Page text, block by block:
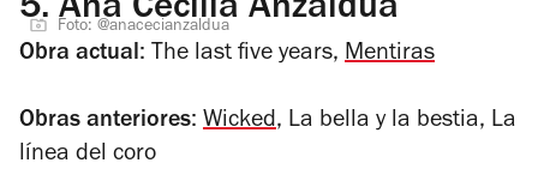
5. Ana Cecilia Anzaldúa
Foto: @anacecianzaldua
Obra actual: The last five years, Mentiras
Obras anteriores: Wicked, La bella y la bestia, La
línea del coro